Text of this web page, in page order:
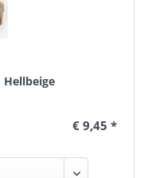
Hellbeige
€ 9,45 *